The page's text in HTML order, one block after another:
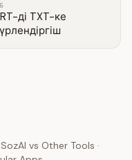
ді TXT-ке
SozAI vs Other Tools ·